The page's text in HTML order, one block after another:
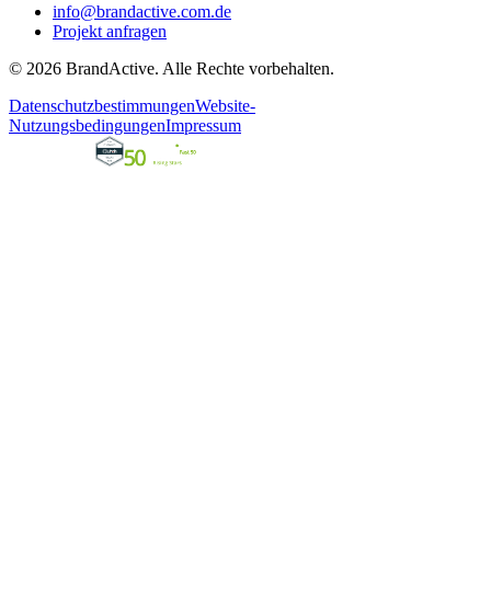
info@brandactive.com.de
Projekt anfragen
© 2026 BrandActive. Alle Rechte vorbehalten.
DatenschutzbestimmungenWebsite-
NutzungsbedingungenImpressum